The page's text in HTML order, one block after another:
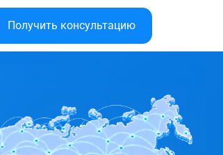
Получить консультацию